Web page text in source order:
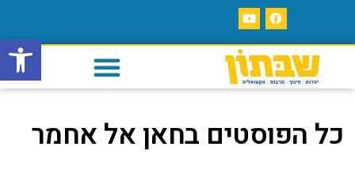
פתח
כל הפוסטים בחאן אל אחמר